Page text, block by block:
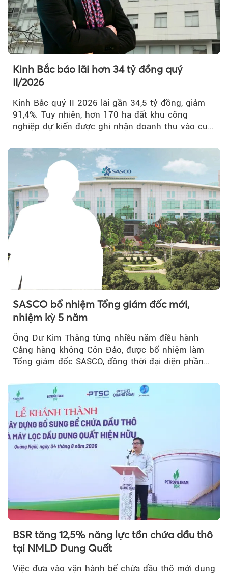
Kinh Bắc báo lãi hơn 34 tỷ đồng quý
II/2026
Kinh Bắc quý II 2026 lãi gần 34,5 tỷ đồng, giảm
91,4%. Tuy nhiên, hơn 170 ha đất khu công
nghiệp dự kiến được ghi nhận doanh thu vào cuối
SASCO bổ nhiệm Tổng giám đốc mới,
nhiệm kỳ 5 năm
Ông Dư Kim Thăng từng nhiều năm điều hành
Cảng hàng không Côn Đảo, được bổ nhiệm làm
Tổng giám đốc SASCO, đồng thời đại diện phần
BSR tăng 12,5% năng lực tồn chứa dầu thô
tại NMLD Dung Quất
Việc đưa vào vận hành bể chứa dầu thô mới dung